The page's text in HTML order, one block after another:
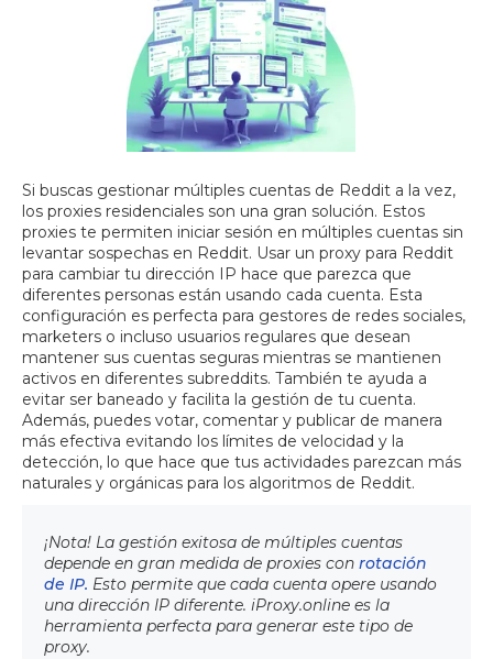
Si buscas gestionar múltiples cuentas de Reddit a la vez,
los proxies residenciales son una gran solución. Estos
proxies te permiten iniciar sesión en múltiples cuentas sin
levantar sospechas en Reddit. Usar un proxy para Reddit
para cambiar tu dirección IP hace que parezca que
diferentes personas están usando cada cuenta. Esta
configuración es perfecta para gestores de redes sociales,
marketers o incluso usuarios regulares que desean
mantener sus cuentas seguras mientras se mantienen
activos en diferentes subreddits. También te ayuda a
evitar ser baneado y facilita la gestión de tu cuenta.
Además, puedes votar, comentar y publicar de manera
más efectiva evitando los límites de velocidad y la
detección, lo que hace que tus actividades parezcan más
naturales y orgánicas para los algoritmos de Reddit.
¡Nota! La gestión exitosa de múltiples cuentas
depende en gran medida de proxies con rotación
de IP. Esto permite que cada cuenta opere usando
una dirección IP diferente. iProxy.online es la
herramienta perfecta para generar este tipo de
proxy.